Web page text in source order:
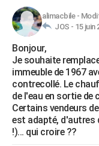
FINANCE
Retraite
Impôts
Epargne
Immobilier
Risques naturels par
Banque
Assurance
Crédit
AUTO
Essais
Réserver un essai
Citadines
Berlines
SUV
Forum auto
+HIGH-TECH
Mobiles
Meilleur smartphone
Internet
Ordinateurs
Jeux vidéo
Guide high-tech
+BRICOLAGE
Forum
Aménagement intérieur
Extérieur
Cuisine
Salle de bains
Jardinage
Rangement
WEEK-END
Guides de France
Escapades
Patrimoine
Expositions
Musées
Week-end nature
+LIFESTYLE
alimacbile-
JOS - 15 juin
Bonjour,
Je souhaite
immeuble de 1967
contrecollé. Le
de l'eau en sortie de
Certains vendeurs
est adapté, d'autres
!)... qui croire ??